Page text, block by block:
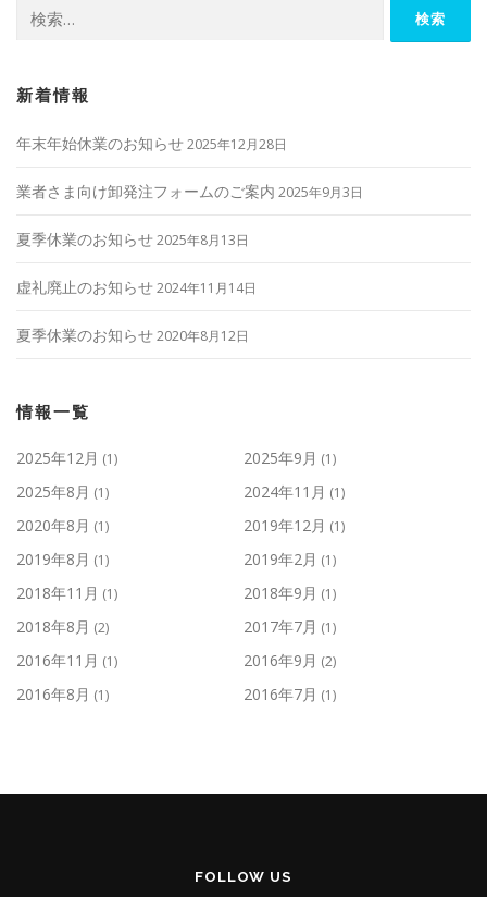
シ
索:
新着情報
年末年始休業のお知らせ2025年12月28日
業者さま向け卸発注フォームのご案内 2025年9月3日
夏季休業のお知らせ2025年8月13日
虚礼廃止のお知らせ2024年11月14日
夏季休業のお知らせ2020年8月12日
情報一覧
2025年12月 (1) 2025年9月 (1)
2025年8月 (1) 2024年11月 (1)
2020年8月 (1) 2019年12月 (1)
2019年8月 (1) 2019年2月 (1)
2018年11月 (1) 2018年9月 (1)
2018年8月 (2) 2017年7月 (1)
2016年11月 (1) 2016年9月 (2)
2016年8月 (1) 2016年7月 (1)
FOLLOW US